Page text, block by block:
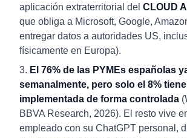
aplicación extraterritorial del CLOUD
que obliga a Microsoft, Google,
entregar datos a autoridades US,
físicamente en Europa).
El 76% de las PYMEs españolas
semanalmente, pero solo el 8%
implementada de forma controlada
BBVA Research, 2026). El resto vive
empleado con su ChatGPT personal,